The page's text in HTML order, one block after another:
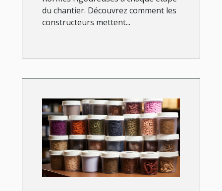
du chantier. Découvrez comment les
constructeurs mettent...